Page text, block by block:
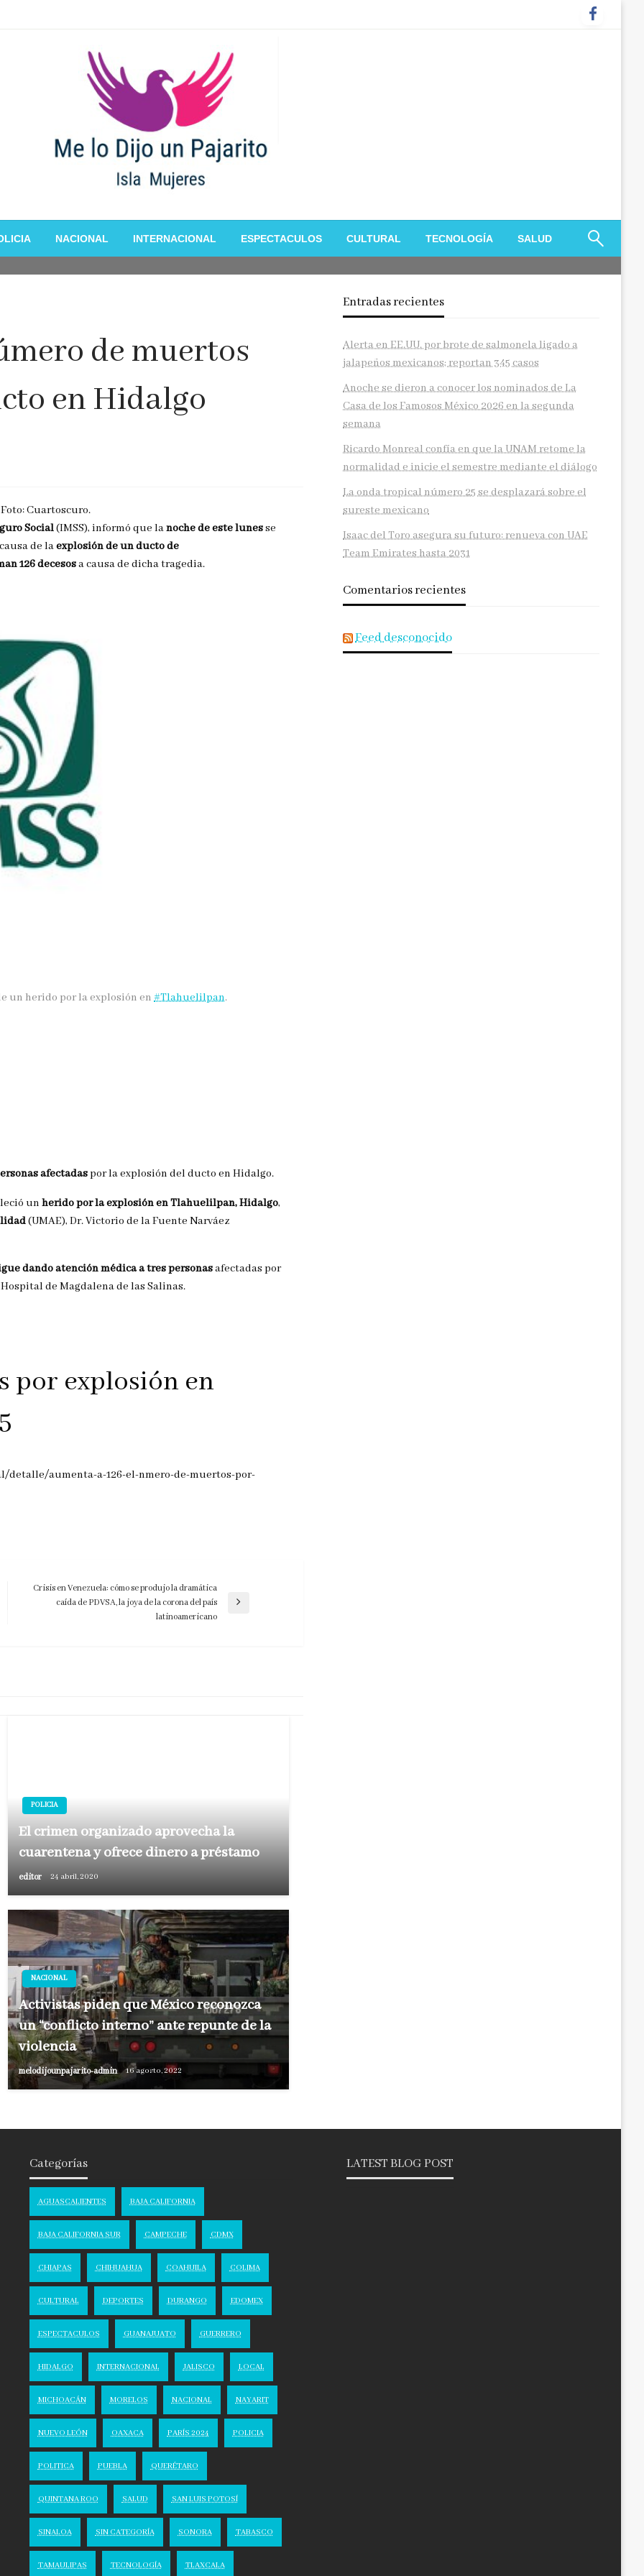
NACIONAL INTERNACIONAL ESPECTACULOS CULTURAL TECNOLOGÍA SALUD
de muertos
en Hidalgo
Cuartoscuro.
Social(IMSS), informó que lanoche de este lunesse
de laexplosión de un ducto de
126 decesosa causa de dicha tragedia.
un herido por la explosión en #Tlahuelilpan.
afectadaspor la explosión del ducto en Hidalgo.
un herido por la explosión en Tlahuelilpan, Hidalgo,
(UMAE), Dr. Victorio de la Fuente Narváez
dando atención médica a tres personasafectadas por
de Magdalena de las Salinas.
por explosión en
aumenta-a-126-el-nmero-de-muertos-por-
Crisis en Venezuela: cómo se produjo la dramática
caída de PDVSA, la joya de la corona del país
latinoamericano
POLICIA
El crimen organizado aprovecha la
cuarentena y ofrece dinero a préstamo
editor 24 abril, 2020
NACIONAL
Activistas piden que México reconozca
un “conflicto interno” ante repunte de la
violencia
melodijounpajarito-admin 16 agosto, 2022
Entradas recientes
Alerta en EE.UU. por brote de salmonela ligado a
jalapeños mexicanos; reportan 345 casos
Anoche se dieron a conocer los nominados de La
Casa de los Famosos México 2026 en la segunda
semana
Ricardo Monreal confía en que la UNAM retome la
normalidad e inicie el semestre mediante el diálogo
La onda tropical número 25 se desplazará sobre el
sureste mexicano
Isaac del Toro asegura su futuro: renueva con UAE
Team Emirates hasta 2031
Comentarios recientes
Feed desconocido
Categorías
AGUASCALIENTES BAJA CALIFORNIA
BAJA CALIFORNIA SUR CAMPECHE CDMX
CHIAPAS CHIHUAHUA COAHUILA COLIMA
CULTURAL DEPORTES DURANGO EDOMEX
ESPECTACULOS GUANAJUATO GUERRERO
HIDALGO INTERNACIONAL JALISCO LOCAL
MICHOACÁN MORELOS NACIONAL NAYARIT
NUEVO LEÓN OAXACA PARÍS 2024 POLICIA
POLITICA PUEBLA QUERÉTARO
QUINTANA ROO SALUD SAN LUIS POTOSÍ
SINALOA SIN CATEGORÍA SONORA TABASCO
TAMAULIPAS TECNOLOGÍA TLAXCALA
LATEST BLOG POST